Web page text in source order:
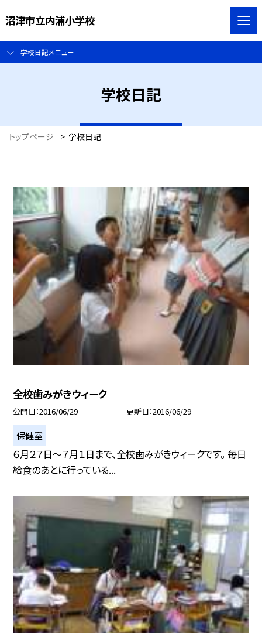
沼津市立内浦小学校
学校日記メニュー
学校日記
トップページ > 学校日記
全校歯みがきウィーク
公開日 2016/06/29 更新日 2016/06/29
保健室
６月２７日〜７月１日まで、全校歯みがきウィークです。 毎日
給食のあとに行っている...